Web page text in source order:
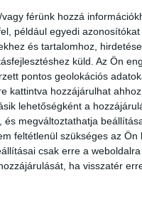
férünk hozzá
például egyedi
és tartalomhoz,
küld. Az Ön
pontos geolokációs
kattintva hozzájárulhat
lehetőségként a
megváltoztathatja
feltétlenül szükséges az
csak erre a
ha visszatér
de végül nem
azt mondta, ne
egy jogvédő
halála miatt.
miatt